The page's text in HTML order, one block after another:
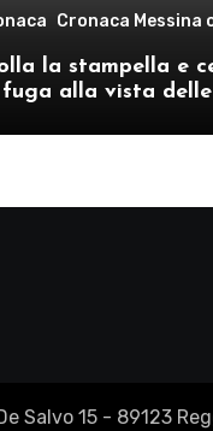
Cronaca Messina
la stampella e
alla vista delle
Salvo 15 - 89123